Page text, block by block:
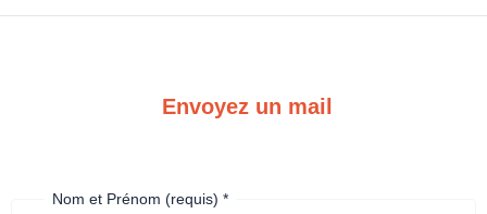
Envoyez un mail
Nom et Prénom (requis) *